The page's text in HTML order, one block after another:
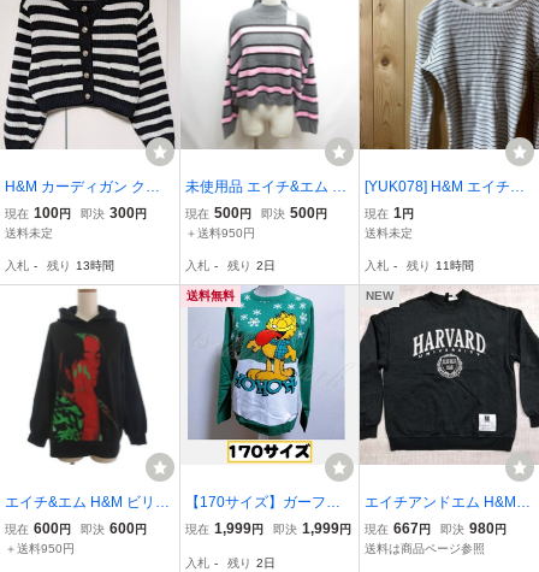
H&M カーディガン クロ
ップドカーディガン ボー
ダー 黒白 M 705502 IEG
現在 100円 即決 300円
送料未定
入札 - 残り 13時間
未使用品 エイチ&エム H&
M ボーダー柄 ハイネック
ワイド ニット セーター L
ス
現在 500円 即決 500円
＋送料950円
入札 - 残り 2日
[YUK078] H&M エイチア
ンドエム ボーダー Tシャ
ツ ロンT カットソー 白 黒
現在 1円
送料未定
入札 - 残り 11時間
エイチ&エム H&M ビリ
ー・アイリッシュ パーカ
ー プルオーバー 長袖 裏
現在 600円 即決 600円
＋送料950円
送料無料
【170サイズ】ガーフィ
ールド セーター H&M
現在 1,999円 即決 1,999円
入札 - 残り 2日
NEW
エイチアンドエム H&M
アメカジ カレッジ ハーバ
ード大学 スウェットトレ
現在 667円 即決 980円
送料は商品ページ参照